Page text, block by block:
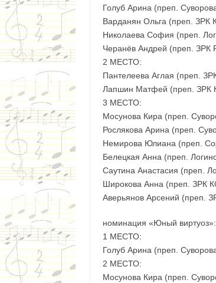
Голуб Арина (преп.
Варданян Ольга (преп.
Николаева София (преп.
Черанёв Андрей (преп.
2 МЕСТО:
Пантелеева Аглая (преп.
Лапшин Матфей (преп. ЗРК
3 МЕСТО:
Мосунова Кира (преп.
Рослякова Арина (преп.
Немирова Юлиана (преп.
Белецкая Анна (преп.
Саутина Анастасия (преп.
Широкова Анна (преп. ЗРК
Аверьянов Арсений (преп.
номинация «Юный виртуоз»:
1 МЕСТО:
Голуб Арина (преп.
2 МЕСТО:
Мосунова Кира (преп.